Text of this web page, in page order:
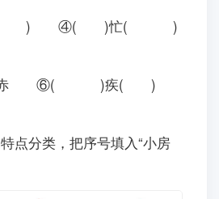
( ) ④( )忙( )
⑥( )疾( )
点分类，把序号填入“小房